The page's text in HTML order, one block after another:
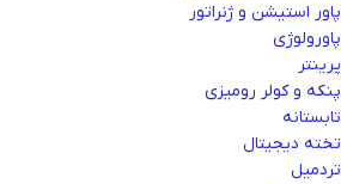
پاور استیشن و ژنراتور
پاورولوژی
پرینتر
پنکه و کولر رومیزی
تابستانه
تخته دیجیتال
تردمیل